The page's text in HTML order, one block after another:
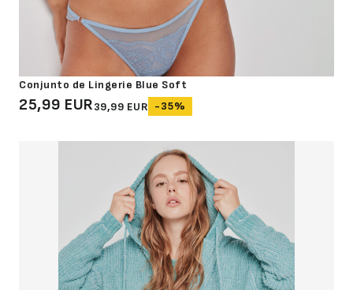
Conjunto de Lingerie Blue Soft
25,99 EUR39,99 EUR -35%